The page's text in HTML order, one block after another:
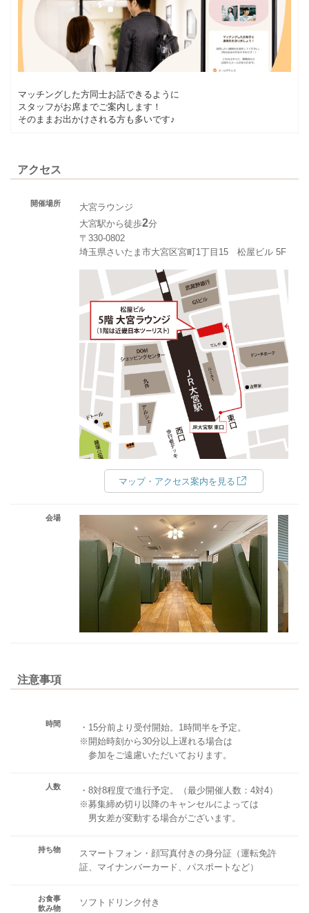
マッチングした方同士お話できるように
スタッフがお席までご案内します！
そのままお出かけされる方も多いです♪
アクセス
開催場所
大宮ラウンジ
大宮駅から徒歩2分
〒330-0802
埼玉県さいたま市大宮区宮町1丁目15 松屋ビル 5F
マップ・アクセス案内を見る
会場
注意事項
時間
・15分前より受付開始。1時間半を予定。
※開始時刻から30分以上遅れる場合は
参加をご遠慮いただいております。
人数
・8対8程度で進行予定。（最少開催人数：4対4）
※募集締め切り以降のキャンセルによっては
男女差が変動する場合がございます。
持ち物
スマートフォン・顔写真付きの身分証（運転免許
証、マイナンバーカード、パスポートなど）
お食事
飲み物
ソフトドリンク付き